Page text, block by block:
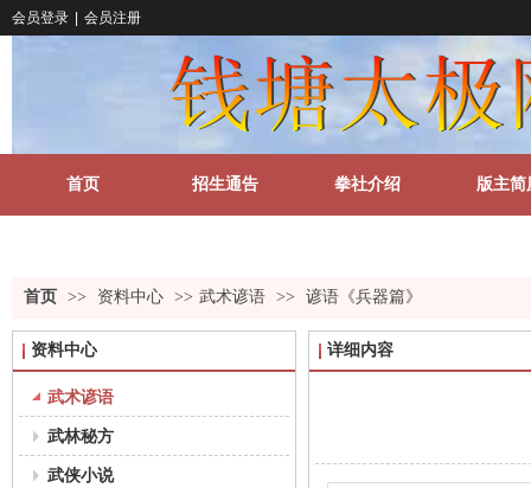
会员登录 会员注册
首页 招生通告 拳社介绍 版主简
首页 >> 资料中心 >> 武术谚语 >> 谚语《兵器篇》
资料中心
武术谚语
武林秘方
武侠小说
详细内容